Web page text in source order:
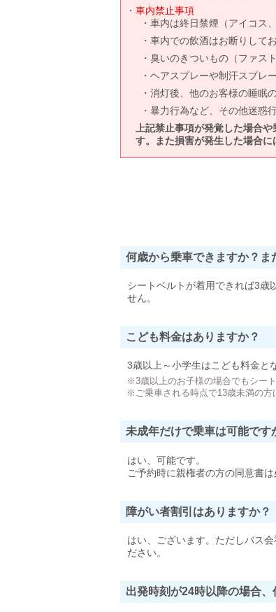
車内禁止事項
車内は終日禁煙（アイコス
車内での飲酒はお断りして
臭いのきついもの（ファス
ヘアスプレーや制汗スプレ
消灯後、他のお客様の睡眠
暴力行為など、その他迷惑
上記禁止事項が発覚した場合
す。また損害が発生した場合に
何歳から乗車できますか？ま
シートベルトが着用できれば3歳
せん。
こども料金はありますか？
3歳以上～小学生はこども料金と
※3歳以上のお子様の場合でもシー
※ご乗車される時点で13歳未満の方
未成年だけで乗車は可能です
はい、可能です。
ご予約時に親権者の方の同意書
障がい者割引はありますか？
はい、ございます。ただしバス
ださい。
出発時刻が24時以降の場合